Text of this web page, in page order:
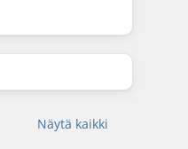
Näytä kaikki